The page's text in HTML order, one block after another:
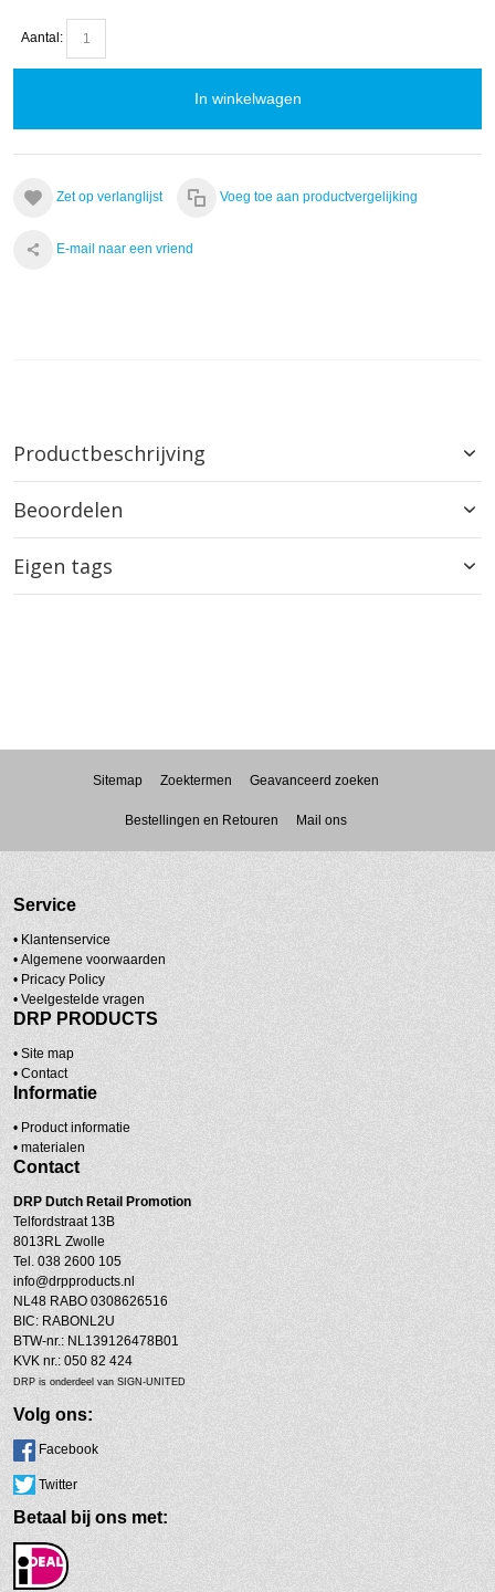
Aantal:
In winkelwagen
Zet op verlanglijst Voeg toe aan productvergelijking
E-mail naar een vriend
Productbeschrijving
Beoordelen
Eigen tags
Sitemap Zoektermen Geavanceerd zoeken
Bestellingen en Retouren Mail ons
Service
• Klantenservice
• Algemene voorwaarden
• Pricacy Policy
• Veelgestelde vragen
DRP PRODUCTS
• Site map
• Contact
Informatie
• Product informatie
• materialen
Contact
DRP Dutch Retail Promotion
Telfordstraat 13B
8013RL Zwolle
Tel. 038 2600 105
info@drpproducts.nl
NL48 RABO 0308626516
BIC: RABONL2U
BTW-nr.: NL139126478B01
KVK nr.: 050 82 424
DRP is onderdeel van SIGN-UNITED
Volg ons:
Facebook
Twitter
Betaal bij ons met: